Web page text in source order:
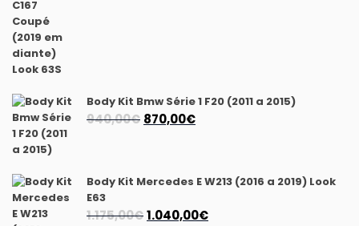
Body Kit Bmw Série 1 F20 (2011 a 2015)
940,00€ O
era:
870,00€O
é:
Body Kit Mercedes E W213 (2016 a 2019) Look
E63
1.175,00€O
1.040,00€O